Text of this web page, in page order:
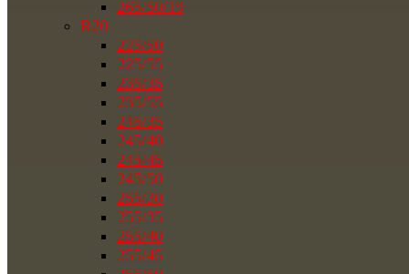
265/50/19
R20
225/50
225/55
235/35
235/55
245/35
245/40
245/45
245/50
255/30
255/35
255/40
255/45